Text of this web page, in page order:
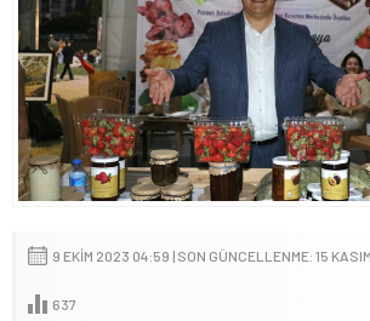
9 EKIM 2023 04:59 | SON GÜNCELLENME: 15
637